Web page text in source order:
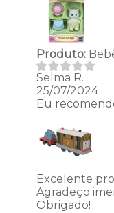
Produto:
Selma R.
25/07/2024
Eu
Excelente
Agradeço
Obrigado!